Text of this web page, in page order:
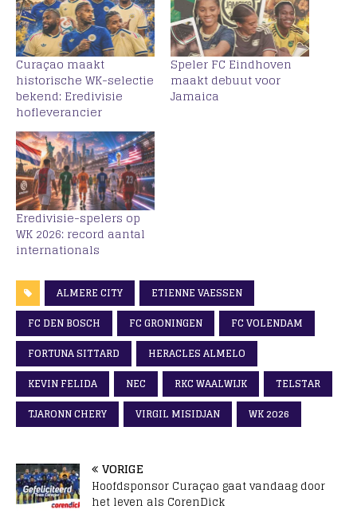
Curaçao maakt
historische WK-selectie
bekend: Eredivisie
hofleverancier
Speler FC Eindhoven
maakt debuut voor
Jamaica
Eredivisie-spelers op
WK 2026: record aantal
internationals
ALMERE CITY
ETIENNE VAESSEN
FC DEN BOSCH
FC GRONINGEN
FC VOLENDAM
FORTUNA SITTARD
HERACLES ALMELO
KEVIN FELIDA
NEC RKC WAALWIJK
TELSTAR
TJARONN CHERY
VIRGIL MISIDJAN WK 2026
VORIGE
Hoofdsponsor Curaçao gaat vandaag door
het leven als CorenDick